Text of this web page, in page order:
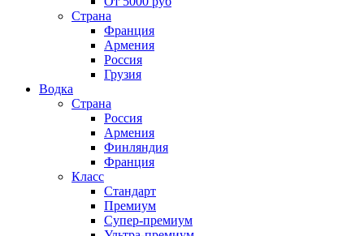
Страна
Франция
Армения
Россия
Грузия
Водка
Страна
Россия
Армения
Финляндия
Франция
Класс
Стандарт
Премиум
Супер-премиум